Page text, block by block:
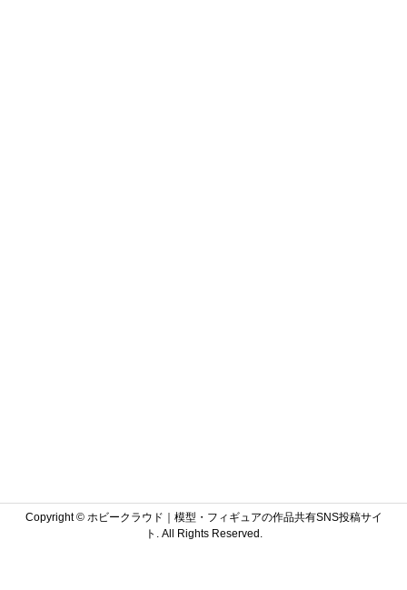
Copyright ©ホビークラウド｜模型・フィギュアの作品共有SNS投稿サイ
ト. All Rights Reserved.